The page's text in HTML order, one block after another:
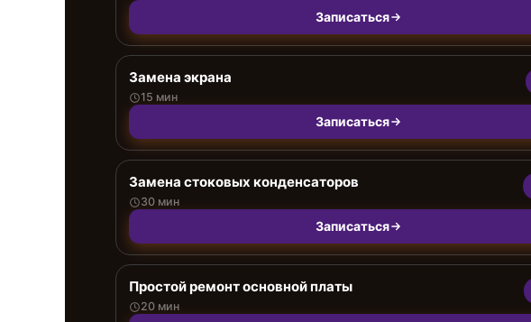
Записаться
Замена экрана
15 мин
Записаться
Замена стоковых конденсаторов
30 мин
Записаться
Простой ремонт основной платы
20 мин